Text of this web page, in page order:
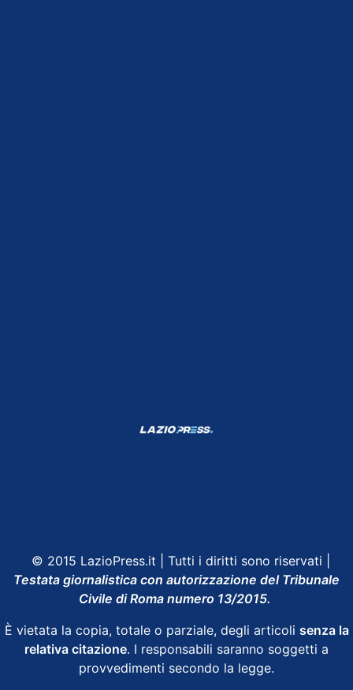
© 2015 LazioPress.it | Tutti i diritti sono riservati |
Testata giornalistica con autorizzazione del Tribunale
Civile di Roma numero 13/2015.
È vietata la copia, totale o parziale, degli articoli senza la
relativa citazione. I responsabili saranno soggetti a
provvedimenti secondo la legge.